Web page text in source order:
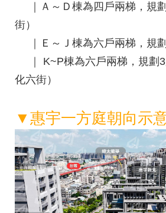
｜Ａ～Ｄ棟為四戶兩梯，規
街）
Ｅ～Ｊ棟為六戶兩梯，規
K~P棟為六戶兩梯，規劃
化六街）
▼惠宇一方庭朝向示